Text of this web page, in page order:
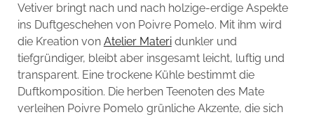
Vetiver bringt nach und nach holzige-erdige Aspekte
ins Duftgeschehen von Poivre Pomelo. Mit ihm wird
die Kreation von Atelier Materidunkler und
tiefgründiger, bleibt aber insgesamt leicht, luftig und
transparent. Eine trockene Kühle bestimmt die
Duftkomposition. Die herben Teenoten des Mate
verleihen Poivre Pomelo grünliche Akzente, die sich